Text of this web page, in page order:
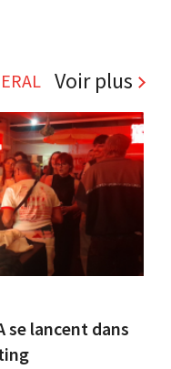
Voir plus
se lancent dans